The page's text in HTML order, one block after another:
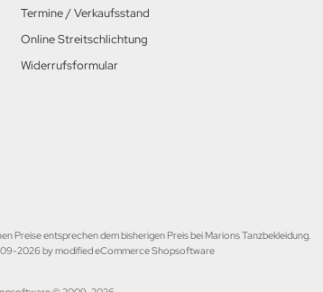
Termine / Verkaufsstand
Online Streitschlichtung
Widerrufsformular
Preise entsprechen dem bisherigen Preis bei Marions Tanzbekleidung.
2026 by modified eCommerce Shopsoftware